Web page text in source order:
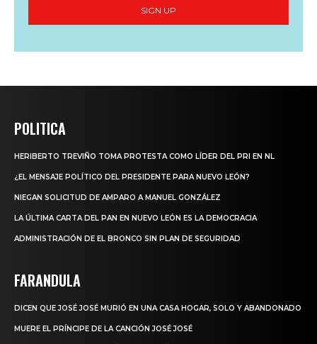
SIGN UP
POLITICA
HERIBERTO TREVIÑO TOMA PROTESTA COMO LÍDER DEL PRI EN NL
¿EL MENSAJE POLÍTICO DEL PRESIDENTE PARA NUEVO LEÓN?
NIEGAN SOLICITUD DE AMPARO A MANUEL GONZÁLEZ
LA ÚLTIMA CARTA DEL PAN EN NUEVO LEÓN ES LA DEMOCRACIA
ADMINISTRACIÓN DE EL BRONCO SIN PLAN DE SEGURIDAD
FARANDULA
DICEN QUE JOSÉ JOSÉ MURIÓ EN UNA CASA HOGAR, SOLO Y ABANDONADO
MUERE EL PRÍNCIPE DE LA CANCIÓN JOSÉ JOSÉ